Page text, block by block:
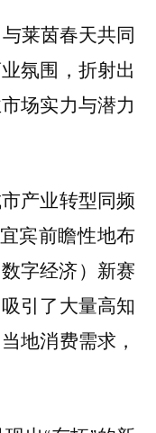
莱茵春天共同
氛围，折射出
场实力与潜力
产业转型同频
宾前瞻性地布
字经济）新赛
引了大量高知
地消费需求，